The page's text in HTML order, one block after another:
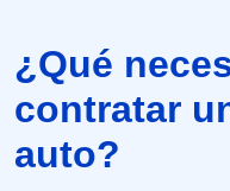
¿Qué
contratar
auto?